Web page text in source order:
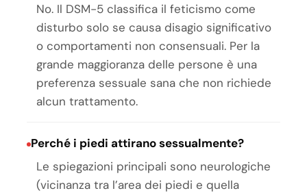
No. Il DSM-5 classifica il feticismo come
disturbo solo se causa disagio significativo
o comportamenti non consensuali. Per la
grande maggioranza delle persone è una
preferenza sessuale sana che non richiede
alcun trattamento.
Perché i piedi attirano sessualmente?
Le spiegazioni principali sono neurologiche
(vicinanza tra l’area dei piedi e quella